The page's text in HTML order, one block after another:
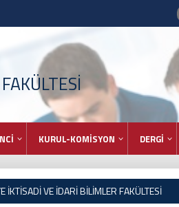
KURUL-KOMİSYON DERGİ
İKTİSADİ VE İDARİ BİLİMLER FAKÜLTESİ